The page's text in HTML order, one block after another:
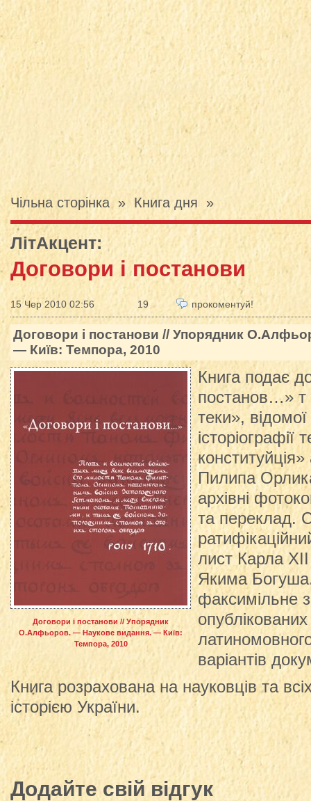
Чільна сторінка» Книга дня »
ЛітАкцент:
Договори і постанови
15 Чер 2010 02:56 19 прокоментуй!
Договори і постанови // Упорядник
— Київ: Темпора, 2010
Договори і постанови // Упорядник
О.Алфьоров. — Наукове видання. — Київ:
Темпора, 2010
Книга подає
постанов…» т
теки», відомої
Пилипа
архівні
та переклад.
лист Карла
Якима
факсимільне
варіантів
Книга розрахована на науковців та
історією України.
Додайте свій відгук